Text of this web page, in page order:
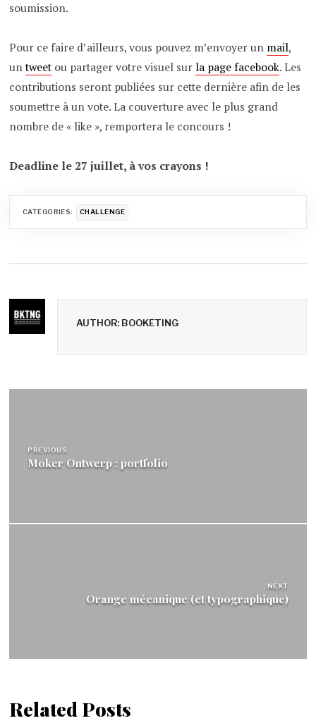
soumission.
Pour ce faire d’ailleurs, vous pouvez m’envoyer un mail,
untweet ou partager votre visuel sur la page facebook. Les
contributions seront publiées sur cette dernière afin de les
soumettre à un vote. La couverture avec le plus grand
nombre de « like », remportera le concours !
Deadline le 27 juillet, à vos crayons !
CATEGORIES: CHALLENGE
AUTHOR: BOOKETING
l’article
PREVIOUS
Moker Ontwerp : portfolio
NEXT
Orange mécanique (et typographique)
Related Posts